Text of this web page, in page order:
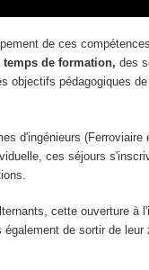
de ces
temps de formation, des
objectifs pédagogiques
d'ingénieurs
ces séjours
cette ouverture à
également de sortir de